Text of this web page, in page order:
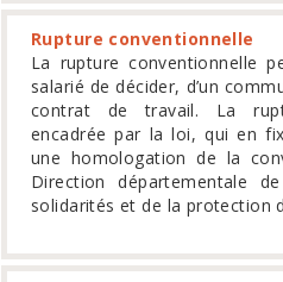
Rupture conventionnelle
La rupture conventionnelle
salarié de décider, d’un
contrat de travail. La
encadrée par la loi, qui en
une homologation de la
Direction départementale
solidarités et de la protection